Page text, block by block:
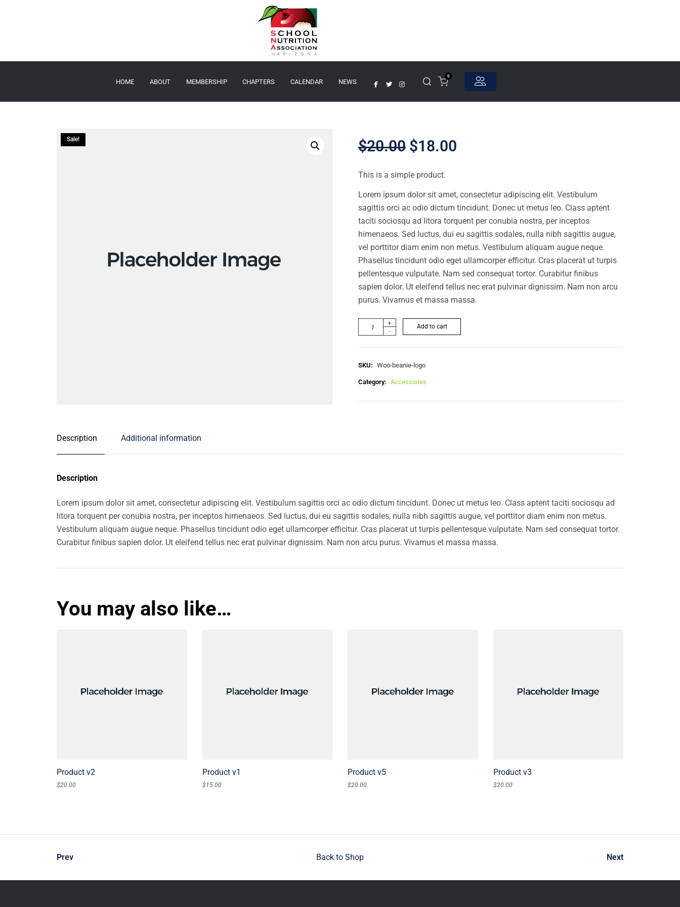
HOME ABOUT MEMBERSHIP CHAPTERS CALENDAR NEWS
0
Sale! $20.00 $18.00
This is a simple product.
Lorem ipsum dolor sit amet, consectetur adipiscing elit. Vestibulum
sagittis orci ac odio dictum tincidunt. Donec ut metus leo. Class aptent
taciti sociosqu ad litora torquent per conubia nostra, per inceptos
himenaeos. Sed luctus, dui eu sagittis sodales, nulla nibh sagittis augue,
vel porttitor diam enim non metus. Vestibulum aliquam augue neque.
Phasellus tincidunt odio eget ullamcorper efficitur. Cras placerat ut turpis
pellentesque vulputate. Nam sed consequat tortor. Curabitur finibus
sapien dolor. Ut eleifend tellus nec erat pulvinar dignissim. Nam non arcu
purus. Vivamus et massa massa.
+
-
Add to cart
SKU: Woo-beanie-logo
Category: Accessories
Description Additional information
Description
Lorem ipsum dolor sit amet, consectetur adipiscing elit. Vestibulum sagittis orci ac odio dictum tincidunt. Donec ut metus leo. Class aptent taciti sociosqu ad
litora torquent per conubia nostra, per inceptos himenaeos. Sed luctus, dui eu sagittis sodales, nulla nibh sagittis augue, vel porttitor diam enim non metus.
Vestibulum aliquam augue neque. Phasellus tincidunt odio eget ullamcorper efficitur. Cras placerat ut turpis pellentesque vulputate. Nam sed consequat tortor.
Curabitur finibus sapien dolor. Ut eleifend tellus nec erat pulvinar dignissim. Nam non arcu purus. Vivamus et massa massa.
You may also like…
Product v2
$20.00
Product v1
$15.00
Product v5
$20.00
Product v3
$20.00
Prev Back to Shop Next